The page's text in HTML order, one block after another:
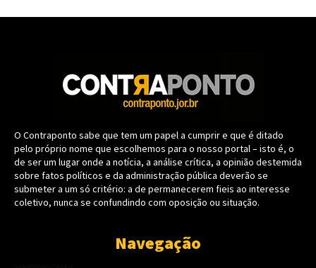
O Contraponto sabe que tem um papel a cumprir e que é ditado
pelo próprio nome que escolhemos para o nosso portal – isto é, o
de ser um lugar onde a notícia, a análise crítica, a opinião destemida
sobre fatos políticos e da administração pública deverão se
submeter a um só critério: a de permanecerem fieis ao interesse
coletivo, nunca se confundindo com oposição ou situação.
Navegação